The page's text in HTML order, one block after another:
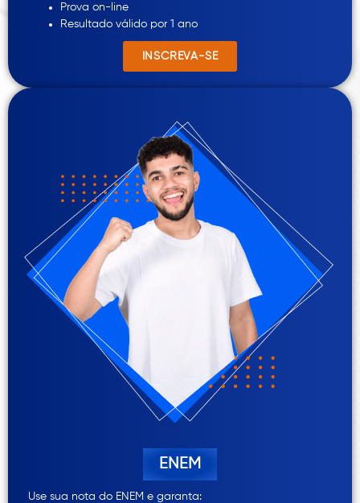
Prova on-line
Resultado válido por 1 ano
INSCREVA-SE
ENEM
Use sua nota do ENEM e garanta: